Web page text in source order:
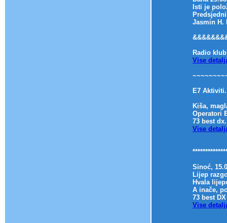
Isti je
Jasmin H.
Radio
Vise
E7 Aktiviti.
Kiša,
Operatori
73 best dx.
Vise
Sinoć,
Lijep
Hvala
A inače,
73 best DX
Vise